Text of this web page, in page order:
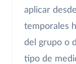
aplicar
temporales
del grupo o
tipo de